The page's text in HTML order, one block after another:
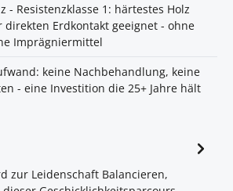
- Resistenzklasse 1: härtestes Holz
direkten Erdkontakt geeignet - ohne
Imprägniermittel
keine Nachbehandlung, keine
- eine Investition die 25+ Jahre hält
zur Leidenschaft Balancieren,